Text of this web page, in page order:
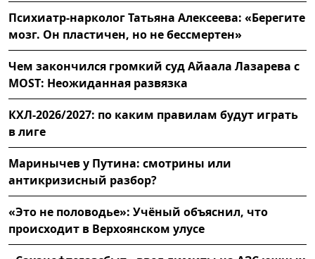
Психиатр-нарколог Татьяна Алексеева: «Берегите
мозг. Он пластичен, но не бессмертен»
Чем закончился громкий суд Айаала Лазарева с
MOST: Неожиданная развязка
КХЛ-2026/2027: по каким правилам будут играть
в лиге
Маринычев у Путина: смотрины или
антикризисный разбор?
«Это не половодье»: Учёный объяснил, что
происходит в Верхоянском улусе